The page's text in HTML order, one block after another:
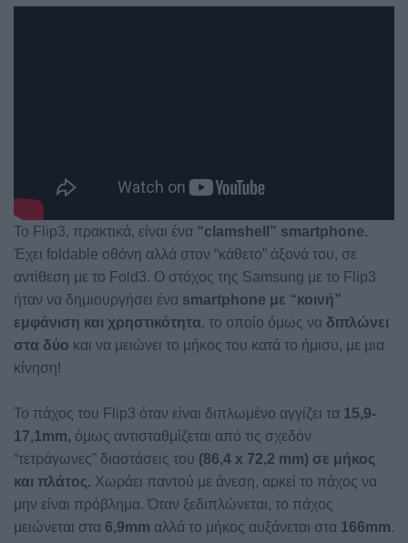
Το Flip3, πρακτικά, είναι ένα “clamshell” smartphone.
Έχει foldable οθόνη αλλά στον “κάθετο” άξονά του, σε
αντίθεση με το Fold3. Ο στόχος της Samsung με το Flip3
ήταν να δημιουργήσει ένα smartphone με “κοινή”
εμφάνιση και χρηστικότητα, το οποίο όμως να διπλώνει
στα δύο και να μειώνει το μήκος του κατά το ήμισυ, με μια
κίνηση!
Το πάχος του Flip3 όταν είναι διπλωμένο αγγίζει τα 15,9-
17,1mm, όμως αντισταθμίζεται από τις σχεδόν
“τετράγωνες” διαστάσεις του (86,4 x 72,2 mm) σε μήκος
και πλάτος. Χωράει παντού με άνεση, αρκεί το πάχος να
μην είναι πρόβλημα. Όταν ξεδιπλώνεται, το πάχος
μειώνεται στα 6,9mm αλλά το μήκος αυξάνεται στα 166mm.